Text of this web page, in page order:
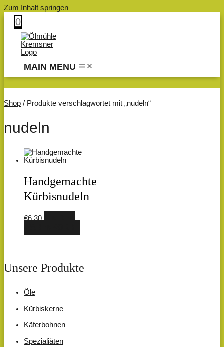
Zum Inhalt springen
0
MAIN MENU
Shop / Produkte verschlagwortet mit „nudeln“
nudeln
Handgemachte
Kürbisnudeln
€6,30
Unsere Produkte
Öle
Kürbiskerne
Käferbohnen
Spezialiäten